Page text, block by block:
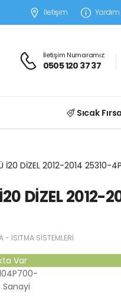
İletişim Yardım
İletişim Numaramız:
0505 120 37 37
Sıcak
İ20 DİZEL 2012-2014 25310-
DİZEL 2012-
- ISITMA SİSTEMLERİ
Var
Sanayi